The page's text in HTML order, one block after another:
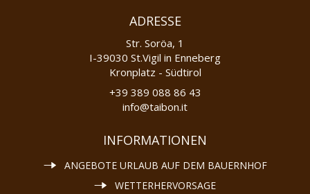
ADRESSE
Str. Soröa, 1
I-39030 St.Vigil in Enneberg
Kronplatz - Südtirol
+39 389 088 86 43
info@taibon.it
INFORMATIONEN
ANGEBOTE URLAUB AUF DEM BAUERNHOF
WETTERHERVORSAGE